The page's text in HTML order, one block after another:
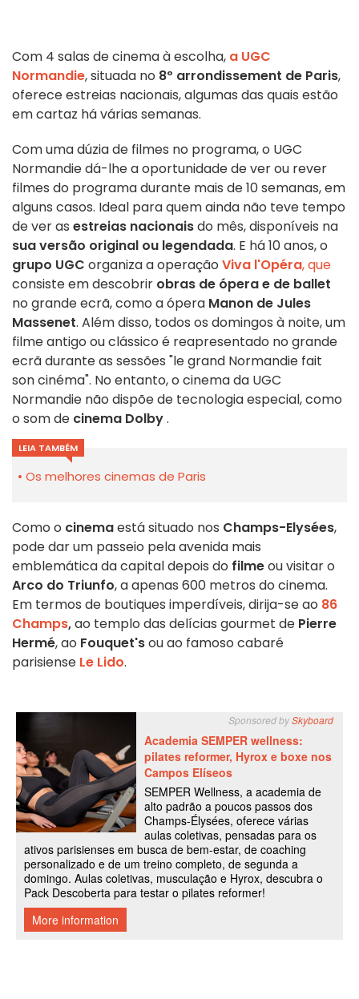
Com 4 salas de cinema à escolha, a UGC
Normandie, situada no 8º arrondissement de Paris,
oferece estreias nacionais, algumas das quais estão
em cartaz há várias semanas.
Com uma dúzia de filmes no programa, o UGC
Normandie dá-lhe a oportunidade de ver ou rever
filmes do programa durante mais de 10 semanas, em
alguns casos. Ideal para quem ainda não teve tempo
de ver as estreias nacionaisdo mês, disponíveis na
sua versão original ou legendada. E há 10 anos, o
grupo UGC organiza a operação Viva l'Opéra, que
consiste em descobrir obras de ópera e de ballet
no grande ecrã, como a ópera Manon de Jules
Massenet. Além disso, todos os domingos à noite, um
filme antigo ou clássico é reapresentado no grande
ecrã durante as sessões "le grand Normandie fait
son cinéma". No entanto, o cinema da UGC
Normandie não dispõe de tecnologia especial, como
o som de cinema Dolby.
LEIA TAMBÉM
Os melhores cinemas de Paris
Como o cinemaestá situado nos Champs-Elysées,
pode dar um passeio pela avenida mais
emblemática da capital depois do filmeou visitar o
Arco do Triunfo, a apenas 600 metros do cinema.
Em termos de boutiques imperdíveis, dirija-se ao 86
Champs,ao templo das delícias gourmet de Pierre
Hermé, ao Fouquet'sou ao famoso cabaré
parisiense Le Lido.